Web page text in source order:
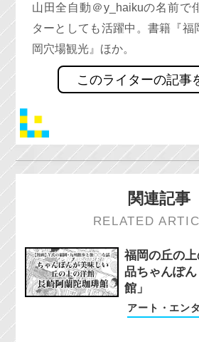
山田全自動＠y_haikuの名前で
ターとしても活躍中。書籍『福
岡穴場観光』ほか。
このライターの記事
関連記事
RELATED
福岡の丘の
品ちゃんぽ
館」
アート・エン